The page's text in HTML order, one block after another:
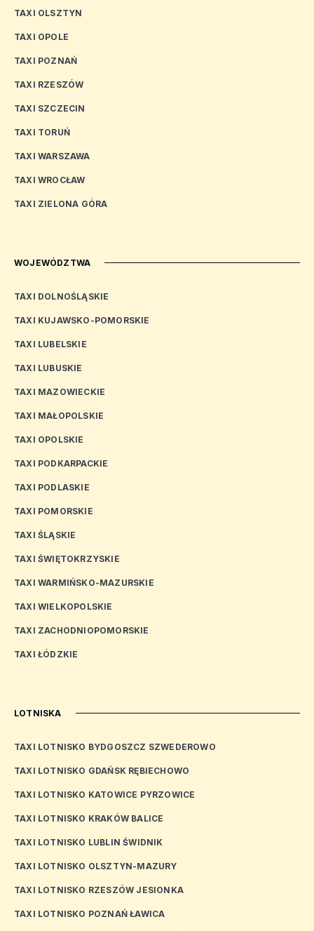
TAXI OLSZTYN
TAXI OPOLE
TAXI POZNAŃ
TAXI RZESZÓW
TAXI SZCZECIN
TAXI TORUŃ
TAXI WARSZAWA
TAXI WROCŁAW
TAXI ZIELONA GÓRA
WOJEWÓDZTWA
TAXI DOLNOŚLĄSKIE
TAXI KUJAWSKO-POMORSKIE
TAXI LUBELSKIE
TAXI LUBUSKIE
TAXI MAZOWIECKIE
TAXI MAŁOPOLSKIE
TAXI OPOLSKIE
TAXI PODKARPACKIE
TAXI PODLASKIE
TAXI POMORSKIE
TAXI ŚLĄSKIE
TAXI ŚWIĘTOKRZYSKIE
TAXI WARMIŃSKO-MAZURSKIE
TAXI WIELKOPOLSKIE
TAXI ZACHODNIOPOMORSKIE
TAXI ŁÓDZKIE
LOTNISKA
TAXI LOTNISKO BYDGOSZCZ SZWEDEROWO
TAXI LOTNISKO GDAŃSK RĘBIECHOWO
TAXI LOTNISKO KATOWICE PYRZOWICE
TAXI LOTNISKO KRAKÓW BALICE
TAXI LOTNISKO LUBLIN ŚWIDNIK
TAXI LOTNISKO OLSZTYN-MAZURY
TAXI LOTNISKO RZESZÓW JESIONKA
TAXI LOTNISKO POZNAŃ ŁAWICA